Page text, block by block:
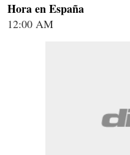
Hora en España
12:00 AM